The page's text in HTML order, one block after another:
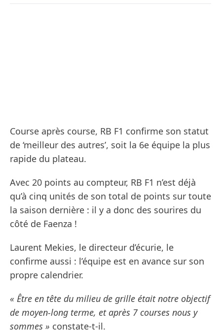
Course après course, RB F1 confirme son statut
de ‘meilleur des autres’, soit la 6e équipe la plus
rapide du plateau.
Avec 20 points au compteur, RB F1 n’est déjà
qu’à cinq unités de son total de points sur toute
la saison dernière : il y a donc des sourires du
côté de Faenza !
Laurent Mekies, le directeur d’écurie, le
confirme aussi : l’équipe est en avance sur son
propre calendrier.
« Être en tête du milieu de grille était notre objectif
de moyen-long terme, et après 7 courses nous y
sommes » constate-t-il.